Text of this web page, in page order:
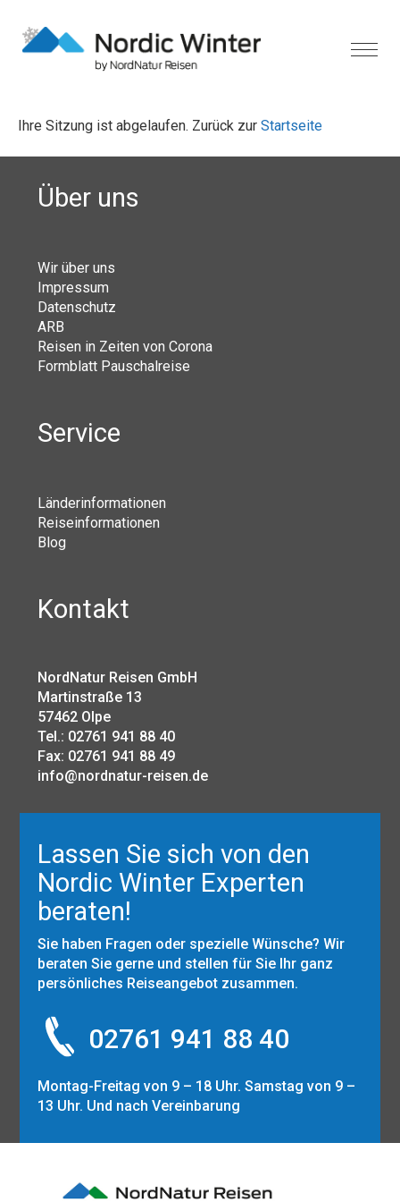
Ihre Sitzung ist abgelaufen. Zurück zur Startseite
Über uns
Wir über uns
Impressum
Datenschutz
ARB
Reisen in Zeiten von Corona
Formblatt Pauschalreise
Service
Länderinformationen
Reiseinformationen
Blog
Kontakt
NordNatur Reisen GmbH
Martinstraße 13
57462 Olpe
Tel.: 02761 941 88 40
Fax: 02761 941 88 49
info@nordnatur-reisen.de
Lassen Sie sich von den
Nordic Winter Experten
beraten!
Sie haben Fragen oder spezielle Wünsche? Wir
beraten Sie gerne und stellen für Sie Ihr ganz
persönliches Reiseangebot zusammen.
02761 941 88 40
Montag-Freitag von 9 – 18 Uhr. Samstag von 9 –
13 Uhr. Und nach Vereinbarung